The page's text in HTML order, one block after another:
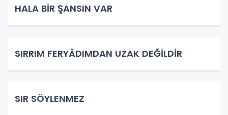
HALA BİR ŞANSIN VAR
SIRRIM FERYÂDIMDAN UZAK DEĞİLDİR
SIR SÖYLENMEZ